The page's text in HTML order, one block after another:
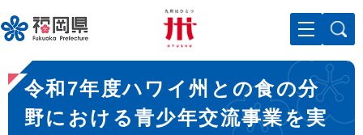
ー
ジ
先
頭
メニューを飛ばして本文へ
本
文
令和7年度ハワイ州との食の分
野における青少年交流事業を実